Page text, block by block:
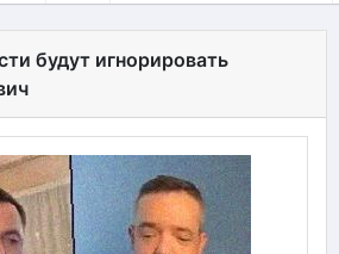
будут игнорировать